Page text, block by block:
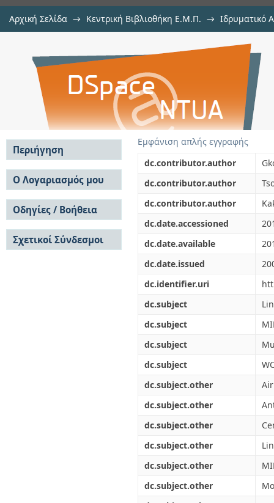
Αρχική Σελίδα → Κεντρική Βιβλιοθήκη Ε.Μ.Π. → Ιδρυματικό
Performance of WCDMA
multiuser detection
Εμφάνιση απλής εγγραφής
dc.contributor.author
dc.contributor.author
dc.contributor.author
dc.date.accessioned
dc.date.available
dc.date.issued
dc.identifier.uri
dc.subject
dc.subject
dc.subject
dc.subject
dc.subject.other
dc.subject.other
dc.subject.other
dc.subject.other
dc.subject.other
dc.subject.other
Περιήγηση
Σε όλο το DSpace
Κοινότητες & Συλλογές
Ανά Ημερομηνία
Έκδοσης
Συγγραφείς
Τίτλοι
Θέματα
Ο Λογαριασμός μου
Σύνδεση
Εγγραφή
Οδηγίες / Βοήθεια
Οδηγίες Υποβολής
Οδηγίες Χρήσης ΙΑ
Συχνές Ερωτήσεις
Σχετικοί Σύνδεσμοι